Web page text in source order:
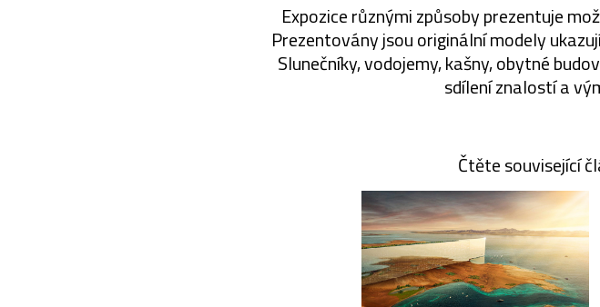
Expozice různými způsoby prezentuje
Prezentovány jsou originální modely
Slunečníky, vodojemy, kašny, obytné
sdílení znalostí a
Čtěte související